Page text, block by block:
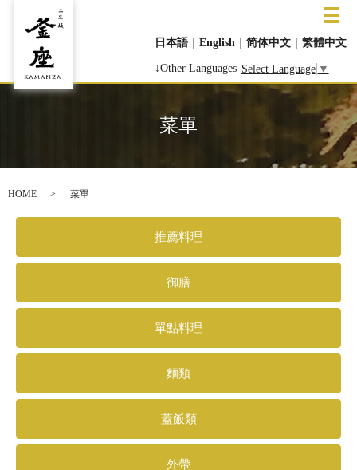
日本語｜ English｜ 简体中文｜ 繁體中文
↓Other Languages Select Language ▼
メ
菜單
HOME 菜單
推薦料理
御膳
單點料理
麵類
蓋飯類
外帶